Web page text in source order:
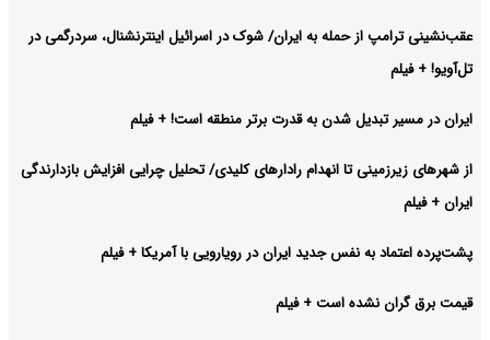
چند رسانه ای: سقوط امپراطوری با چاشنی خودشیفتگی/ چرا ترامپ به سقوط
آمریکا سرعت می‌دهد؟ + فیلم
عقب‌نشینی ترامپ از حمله به ایران/ شوک در اسرائیل اینترنشنال، سردرگمی در
تل‌آویو! + فیلم
ایران در مسیر تبدیل شدن به قدرت برتر منطقه است! + فیلم
از شهرهای زیرزمینی تا انهدام رادارهای کلیدی/ تحلیل چرایی افزایش بازدارندگی
ایران + فیلم
پشت‌پرده اعتماد به نفس جدید ایران در رویارویی با آمریکا + فیلم
قیمت برق گران نشده است + فیلم